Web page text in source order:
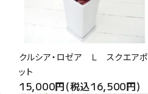
クルシア・ロゼア Ｌ スクエアポ
ット
15,000円(税込16,500円)